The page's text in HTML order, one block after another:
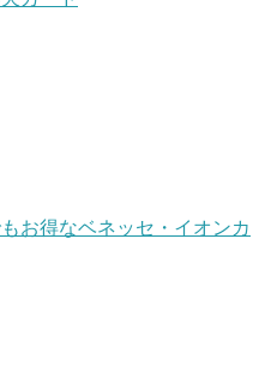
お得なベネッセ・イオンカ